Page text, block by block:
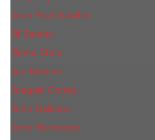
Jean Paul Gaultier
Jil Sander
Jimmi Choo
Jое Malоnе
Joaquin Cortes
John Galliano
John Richmond